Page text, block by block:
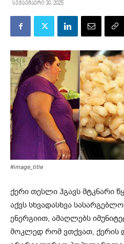
სექტემბერი 30, 2025
#image_title
ქერი თესლი ჰგავს მტკნარი
აქვს სხვადასხვა სასარგებლო
ენერგიით, ამაღლებს
მოკლედ რომ ვთქვათ, ქერის